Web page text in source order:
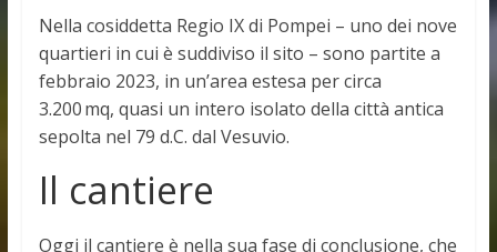
Nella cosiddetta Regio IX di Pompei – uno dei nove
quartieri in cui è suddiviso il sito – sono partite a
febbraio 2023, in un’area estesa per circa
3.200 mq, quasi un intero isolato della città antica
sepolta nel 79 d.C. dal Vesuvio.
Il cantiere
Oggi il cantiere è nella sua fase di conclusione, che